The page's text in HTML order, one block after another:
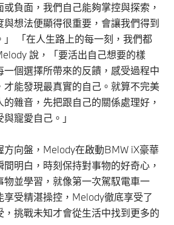
負面，我們自己能夠掌控與探索，
與想法便顯得很重要，會讓我們得到
」 「在人生路上的每一刻，我們都
說，「要活出自己想要的樣
個選擇所帶來的反饋，感受過程中
才能發現最真實的自己。就算不完美
雜音，先把跟自己的關係處理好，
寵愛自己。」
方向盤，Melody在啟動BMW iX豪華
明白，時刻保持對事物的好奇心，
物並學習，就像第一次駕馭電車一
受精湛操控，Melody徹底享受了
挑戰未知才會從生活中找到更多的